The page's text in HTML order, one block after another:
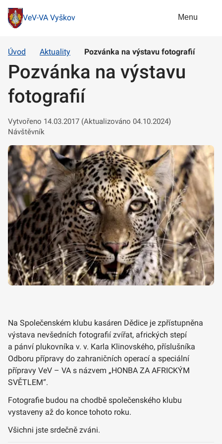
VeV-VA Vyškov Menu
Úvod Aktuality Pozvánka na výstavu fotografií
Pozvánka na výstavu
fotografií
Vytvořeno 14.03.2017 (Aktualizováno 04.10.2024)
Návštěvník
Na Společenském klubu kasáren Dědice je zpřístupněna
výstava nevšedních fotografií zvířat, afrických stepí
a pánví plukovníka v. v. Karla Klinovského, příslušníka
Odboru přípravy do zahraničních operací a speciální
přípravy VeV – VA s názvem „HONBA ZA AFRICKÝM
SVĚTLEM“.
Fotografie budou na chodbě společenského klubu
vystaveny až do konce tohoto roku.
Všichni jste srdečně zváni.